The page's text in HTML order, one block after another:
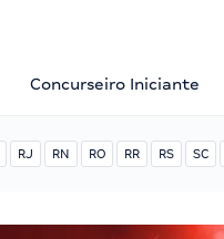
Concurseiro Iniciante
RJ RN RO RR RS SC